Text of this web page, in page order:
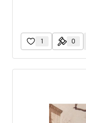
1 0